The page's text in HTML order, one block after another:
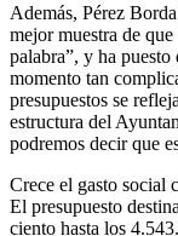
Además, Pérez
mejor muestra de
palabra”, y ha puesto
momento tan
presupuestos se
estructura del
podremos decir que
Crece el gasto social
El presupuesto
ciento hasta los